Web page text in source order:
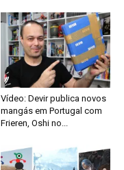
Vídeo: Devir publica novos
mangás em Portugal com
Frieren, Oshi no...